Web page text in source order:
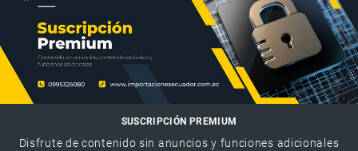
SUSCRIPCIÓN PREMIUM
Disfrute de contenido sin anuncios y funciones adicionales